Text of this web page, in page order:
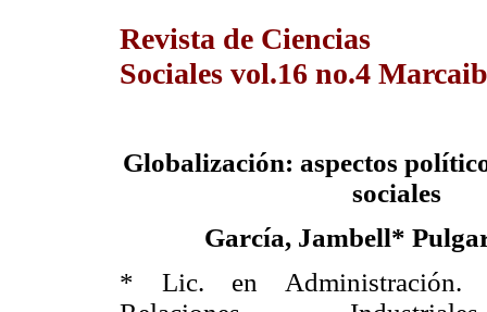
Revista de Ciencias
Sociales vol.16 no.4
Globalización: aspectos
sociales
García, Jambell*
* Lic. en Administración.